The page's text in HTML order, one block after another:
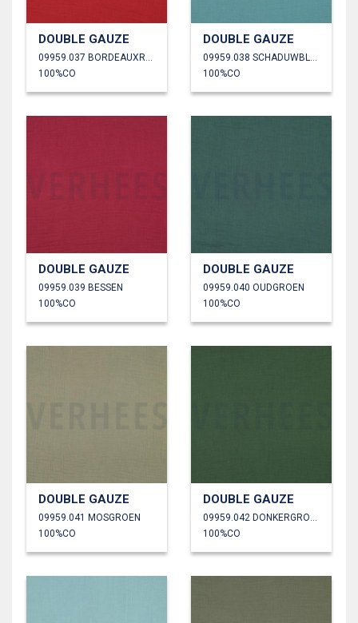
DOUBLE GAUZE
09959.037 BORDEAUXROOD
100%CO
DOUBLE GAUZE
09959.038 SCHADUWBLAUW
100%CO
DOUBLE GAUZE
09959.039 BESSEN
100%CO
DOUBLE GAUZE
09959.040 OUDGROEN
100%CO
DOUBLE GAUZE
09959.041 MOSGROEN
100%CO
DOUBLE GAUZE
09959.042 DONKERGROEN
100%CO